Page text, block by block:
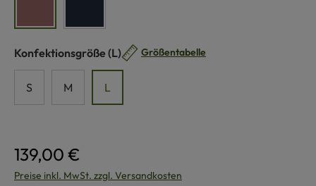
Konfektionsgröße auswählen
(L) Größentabelle
S M L
139,00 €
Preise inkl. MwSt. zzgl. Versandkosten